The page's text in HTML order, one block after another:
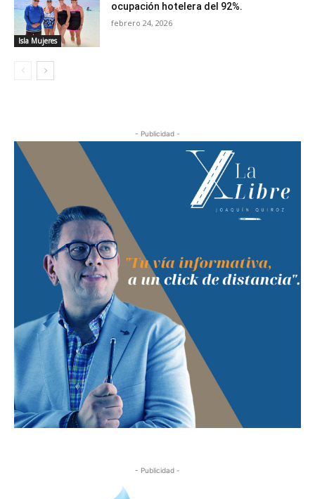
Isla Mujeres
ocupación hotelera del 92%.
febrero 24, 2026
- Publicidad -
- Publicidad -